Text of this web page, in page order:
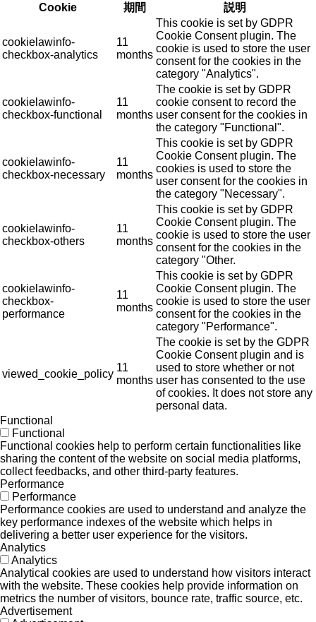
Cookie
期間 説明
cookielawinfo-
checkbox-analytics
11
months
This cookie is set by GDPR
Cookie Consent plugin. The
cookie is used to store the user
consent for the cookies in the
category "Analytics".
cookielawinfo-
checkbox-functional
11
months
The cookie is set by GDPR
cookie consent to record the
user consent for the cookies in
the category "Functional".
cookielawinfo-
checkbox-necessary
11
months
This cookie is set by GDPR
Cookie Consent plugin. The
cookies is used to store the
user consent for the cookies in
the category "Necessary".
cookielawinfo-
checkbox-others
11
months
This cookie is set by GDPR
Cookie Consent plugin. The
cookie is used to store the user
consent for the cookies in the
category "Other.
cookielawinfo-
checkbox-
performance
11
months
This cookie is set by GDPR
Cookie Consent plugin. The
cookie is used to store the user
consent for the cookies in the
category "Performance".
viewed_cookie_policy
11
months
The cookie is set by the GDPR
Cookie Consent plugin and is
used to store whether or not
user has consented to the use
of cookies. It does not store any
personal data.
Functional
Functional
Functional cookies help to perform certain functionalities like
sharing the content of the website on social media platforms,
collect feedbacks, and other third-party features.
Performance
Performance
Performance cookies are used to understand and analyze the
key performance indexes of the website which helps in
delivering a better user experience for the visitors.
Analytics
Analytics
Analytical cookies are used to understand how visitors interact
with the website. These cookies help provide information on
metrics the number of visitors, bounce rate, traffic source, etc.
Advertisement